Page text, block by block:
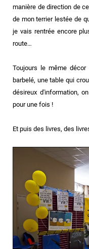
manière de direction de
de mon terrier lestée de
je vais rentrée encore
route…
Toujours le même
barbelé, une table qui
désireux d'information,
pour une fois !
Et puis des livres, des